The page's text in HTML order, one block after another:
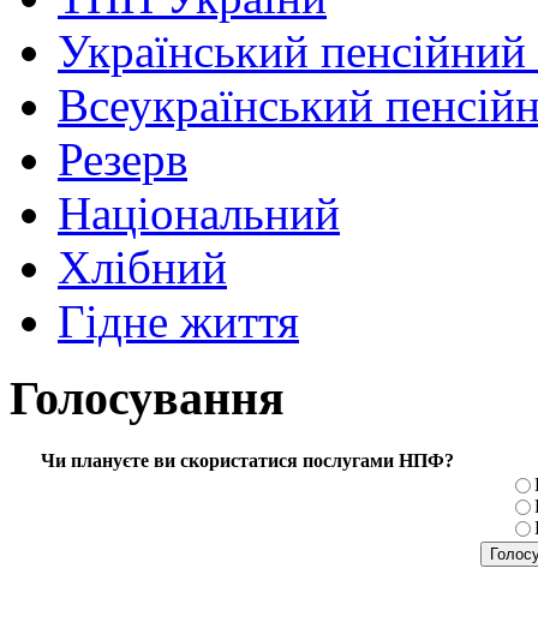
Український
Всеукраїнський
Резерв
Національний
Хлібний
Гідне життя
Голосування
Чи плануєте ви скористатися послугами НПФ?